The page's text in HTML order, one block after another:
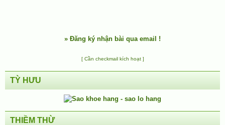
» Đăng ký nhận bài qua email !
[ Cần checkmail kích hoạt ]
TỲ HƯU
THIỀM THỪ